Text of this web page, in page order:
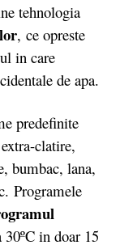
tehnologia
, ce opreste
in care
de apa.
predefinite
clatire,
bumbac, lana,
Programele
in doar 15